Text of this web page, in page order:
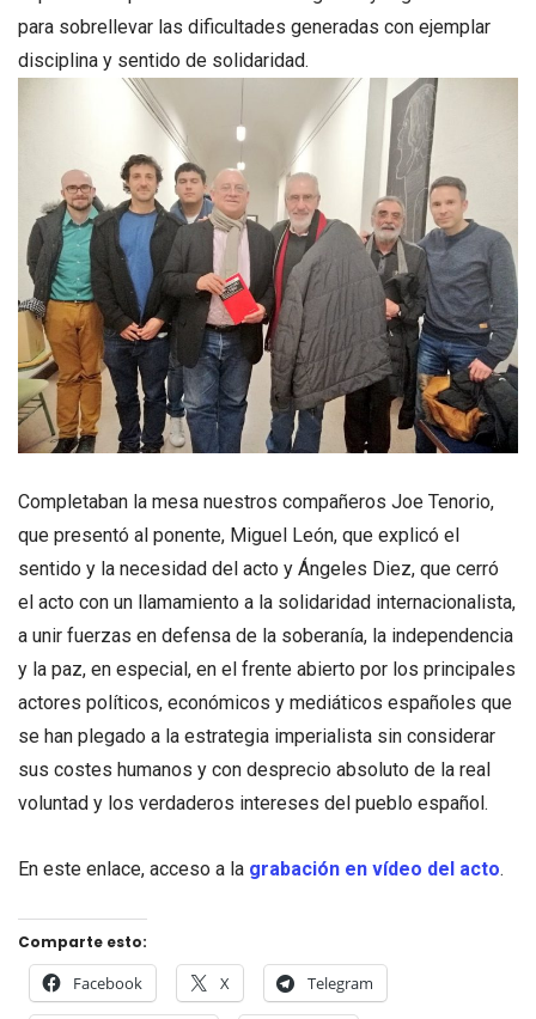
para sobrellevar las dificultades generadas con ejemplar
disciplina y sentido de solidaridad.
Completaban la mesa nuestros compañeros Joe Tenorio,
que presentó al ponente, Miguel León, que explicó el
sentido y la necesidad del acto y Ángeles Diez, que cerró
el acto con un llamamiento a la solidaridad internacionalista,
a unir fuerzas en defensa de la soberanía, la independencia
y la paz, en especial, en el frente abierto por los principales
actores políticos, económicos y mediáticos españoles que
se han plegado a la estrategia imperialista sin considerar
sus costes humanos y con desprecio absoluto de la real
voluntad y los verdaderos intereses del pueblo español.
En este enlace, acceso a la grabación en vídeo del acto.
Comparte esto:
Facebook X Telegram